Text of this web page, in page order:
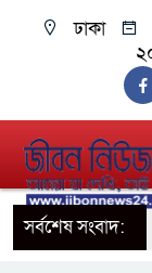
ঢাকা
সর্বশেষ সংবাদ: